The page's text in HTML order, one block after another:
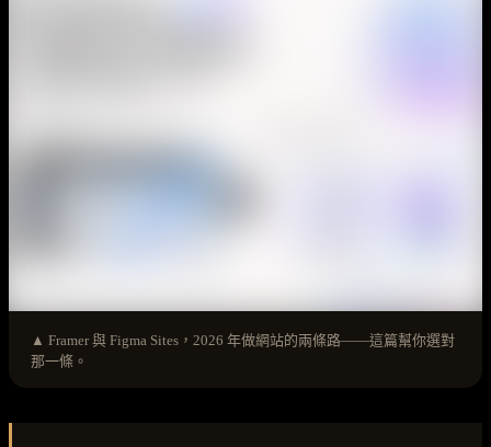
▲ Framer 與 Figma Sites，2026 年做網站的兩條路——這篇幫你選對
那一條。